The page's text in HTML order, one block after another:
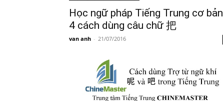
Học ngữ pháp Tiếng Trung cơ bản
4 cách dùng câu chữ 把
van anh - 21/07/2016